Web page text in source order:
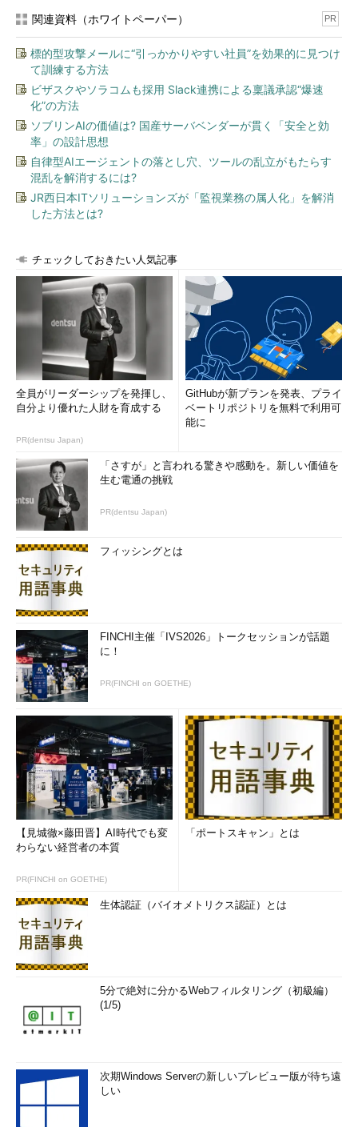
多数
著者プロフィール
山本洋介山
bogus.jp
猫と一緒に自宅の警備をする傍ら、「twitterセキュリティネタ
まとめ」というブログを日々更新しているtwitterウォッチャ
ー。セキュリティやネットワークに関する原稿も書いていま
す。
関連資料（ホワイトペーパー） PR
標的型攻撃メールに“引っかかりやすい社員”を効果的に見つけ
て訓練する方法
ビザスクやソラコムも採用 Slack連携による稟議承認“爆速
化”の方法
ソブリンAIの価値は? 国産サーバベンダーが貫く「安全と効
率」の設計思想
自律型AIエージェントの落とし穴、ツールの乱立がもたらす
混乱を解消するには?
JR西日本ITソリューションズが「監視業務の属人化」を解消
した方法とは?
チェックしておきたい人気記事
全員がリーダーシップを発揮し、
自分より優れた人財を育成する
PR(dentsu Japan)
GitHubが新プランを発表、プライ
ベートリポジトリを無料で利用可
能に
「さすが」と言われる驚きや感動を。新しい価値を
生む電通の挑戦
PR(dentsu Japan)
フィッシングとは
FINCHI主催「IVS2026」トークセッションが話題
に！
PR(FINCHI on GOETHE)
【見城徹×藤田晋】AI時代でも変
わらない経営者の本質
PR(FINCHI on GOETHE)
「ポートスキャン」とは
生体認証（バイオメトリクス認証）とは
5分で絶対に分かるWebフィルタリング（初級編）
(1/5)
次期Windows Serverの新しいプレビュー版が待ち遠
しい